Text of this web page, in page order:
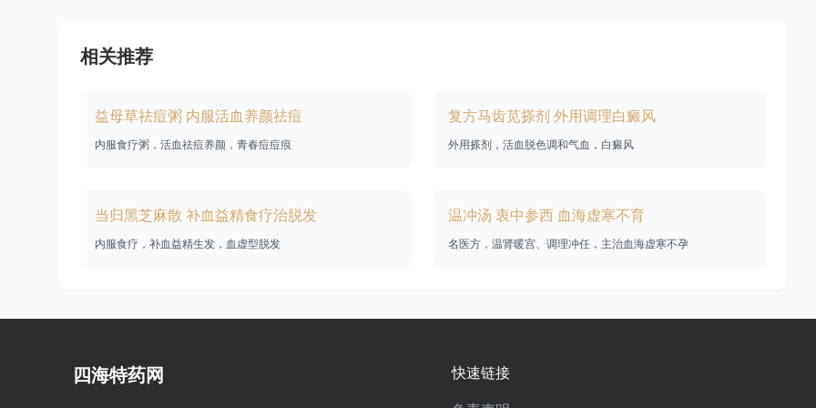
相关推荐
益母草祛痘粥 内服活血养颜祛痘
内服食疗粥，活血祛痘养颜，青春痘痘痕
复方马齿苋搽剂 外用调理白癜风
外用搽剂，活血脱色调和气血，白癜风
当归黑芝麻散 补血益精食疗治脱发
内服食疗，补血益精生发，血虚型脱发
温冲汤 衷中参西 血海虚寒不育
名医方，温肾暖宫、调理冲任，主治血海虚寒不孕
四海特药网 快速链接